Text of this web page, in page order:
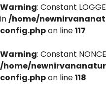
Warning: Constant
in/home/
config.phpon line117
Warning: Constant
/home/
config.phpon line118